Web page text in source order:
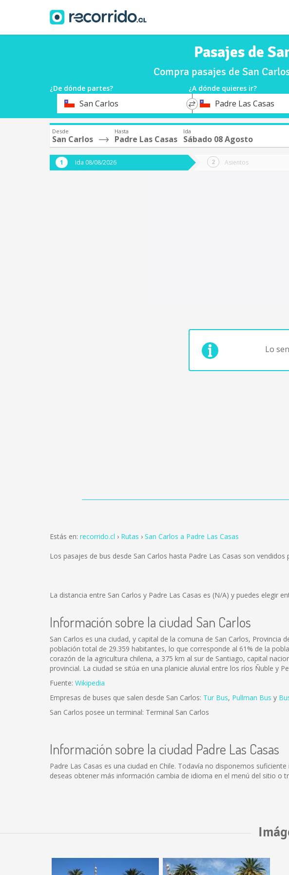
Pasajes de
Compra pasajes de San
¿De dónde partes? ¿A dónde quieres ir?
OrigenSan Carlos
*
DestinoPadre Las Casas
Desde
San Carlos
Hasta
Padre Las Casas
Ida
Sábado 08 Agosto
Ida 08/08/2026 Asientos
Lo
Estás en: recorrido.cl Rutas San Carlos a Padre Las Casas
Los pasajes de bus desde San Carlos hasta Padre Las Casas son vendidos
La distancia entre San Carlos y Padre Las Casas es (N/A) y puedes elegir
Información sobre la ciudad San Carlos
San Carlos es una ciudad, y capital de la comuna de San Carlos, Provincia
población total de 29.359 habitantes, lo que corresponde al 61% de la
corazón de la agricultura chilena, a 375 km al sur de Santiago, capital
provincial. La ciudad se sitúa en una planicie aluvial entre los ríos Ñuble y
Fuente: Wikipedia
Empresas de buses que salen desde San Carlos: Tur Bus, Pullman Bus y
San Carlos posee un terminal: Terminal San Carlos
Información sobre la ciudad Padre Las Casas
Padre Las Casas es una ciudad en Chile. Todavía no disponemos
deseas obtener más información cambia de idioma en el menú del sitio o